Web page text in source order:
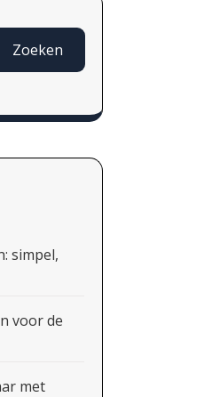
simpel,
voor de
met